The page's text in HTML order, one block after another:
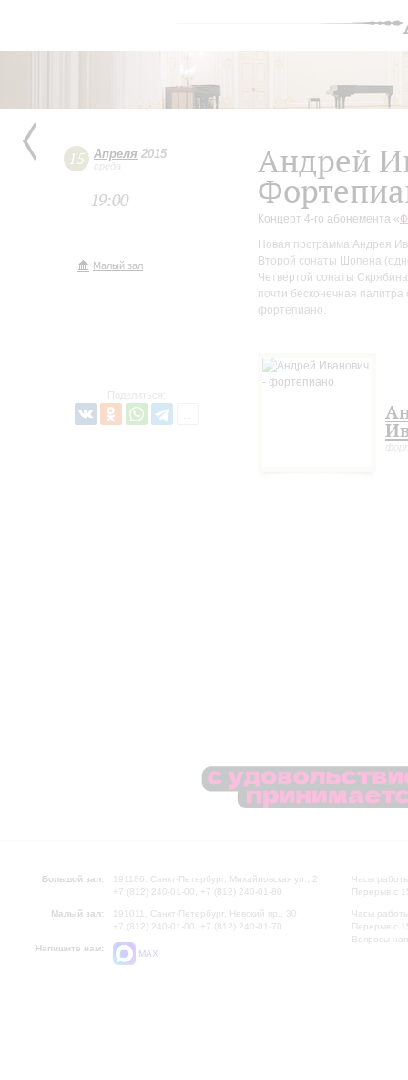
15 Апреля 2015
среда
19:00
Малый зал
Поделиться:
Андрей
Концерт 4-го абонемента «
Новая программа Андрея
Второй сонаты Шопена
Четвертой сонаты
почти бесконечная палитра
фортепиано.
Большой зал:
191186, Санкт-Петербург, Михайловская ул., 2
+7 (812) 240-01-00, +7 (812) 240-01-80
Малый зал:
191011, Санкт-Петербург, Невский пр., 30
+7 (812) 240-01-00, +7 (812) 240-01-70
Напишите нам:
MAX
Часы
Перерыв с
Часы
Перерыв с
Вопросы